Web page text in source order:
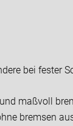
bei fester
maßvoll
bremsen